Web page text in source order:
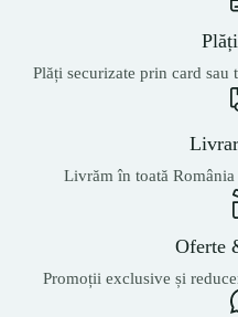
Plăți securizate prin card sau
Livrăm în toată
Oferte
Promoții exclusive și